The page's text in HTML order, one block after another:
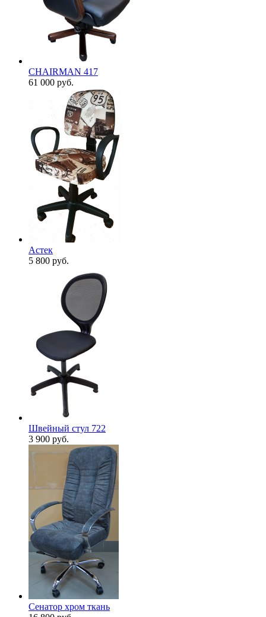
CHAIRMAN 417
61 000 руб.
Астек
5 800 руб.
Швейный стул 722
3 900 руб.
Сенатор хром ткань